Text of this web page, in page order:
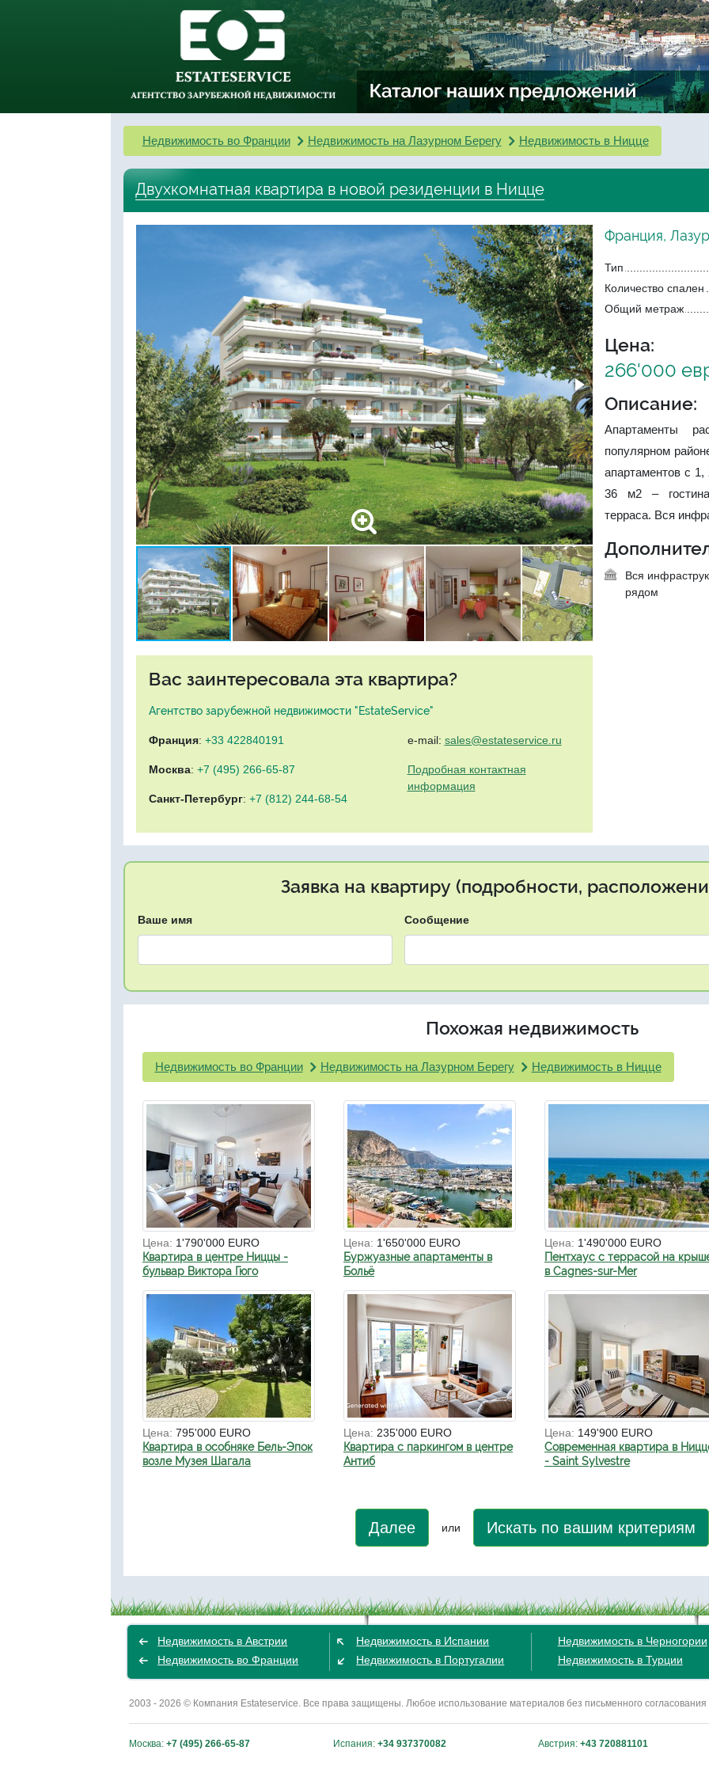
Недвижимость во Франции Недвижимость на Лазурном Берегу Недвижимость в Ницце
Двухкомнатная квартира в новой резиденции в Ницце
Вас заинтересовала эта квартира?
Агентство зарубежной недвижимости "EstateService"
Франция: +33 422840191
Москва: +7 (495) 266-65-87
Санкт-Петербург: +7 (812) 244-68-54
e-mail: sales@estateservice.ru
Подробная контактная
информация
Франция,
Тип
Количество спален
Общий метраж
Цена:
266'000
Описание:
Апартаменты
популярном
апартаментов с
36 м2 –
терраса. Вся
Вся
рядом
Заявка на квартиру (подробности,
Ваше имя Сообщение
Похожая недвижимость
Недвижимость во Франции Недвижимость на Лазурном Берегу Недвижимость в Ницце
Цена: 1'790'000 EURO
Квартира в центре Ниццы -
бульвар Виктора Гюго
Цена: 1'650'000 EURO
Буржуазные апартаменты в
Больё
Цена: 1'490'000 EURO
Пентхаус с террасой на
в Cagnes-sur-Mer
Цена: 795'000 EURO
Квартира в особняке Бель-Эпок
возле Музея Шагала
Цена: 235'000 EURO
Квартира с паркингом в центре
Антиб
Цена: 149'900 EURO
Современная квартира в
- Saint Sylvestre
Далее или Искать по вашим критериям
Недвижимость в Австрии
Недвижимость во Франции
Недвижимость в Испании
Недвижимость в Португалии
Недвижимость в Черногории
Недвижимость в Турции
2003 - 2026 © Компания Estateservice. Все права защищены. Любое использование материалов без письменного
Москва: +7 (495) 266-65-87 Испания: +34 937370082 Австрия: +43 720881101